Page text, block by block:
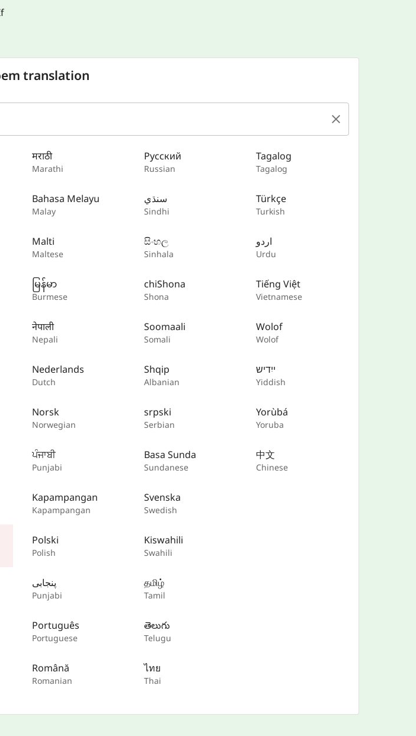
translation
मराठी
Marathi
Bahasa Melayu
Malay
Malti
Maltese
မြန်မာ
Burmese
नेपाली
Nepali
Nederlands
Dutch
Norsk
Norwegian
ਪੰਜਾਬੀ
Punjabi
Kapampangan
Kapampangan
Polski
Polish
پنجابی
Punjabi
Português
Portuguese
Română
Romanian
Русский
Russian
سنڌي
Sindhi
සිංහල
Sinhala
chiShona
Shona
Soomaali
Somali
Shqip
Albanian
srpski
Serbian
Basa Sunda
Sundanese
Svenska
Swedish
Kiswahili
Swahili
தமிழ்
Tamil
తెలుగు
Telugu
ไทย
Thai
Tagalog
Tagalog
Türkçe
Turkish
اردو
Urdu
Tiếng Việt
Vietnamese
Wolof
Wolof
ייִדיש
Yiddish
Yorùbá
Yoruba
中文
Chinese